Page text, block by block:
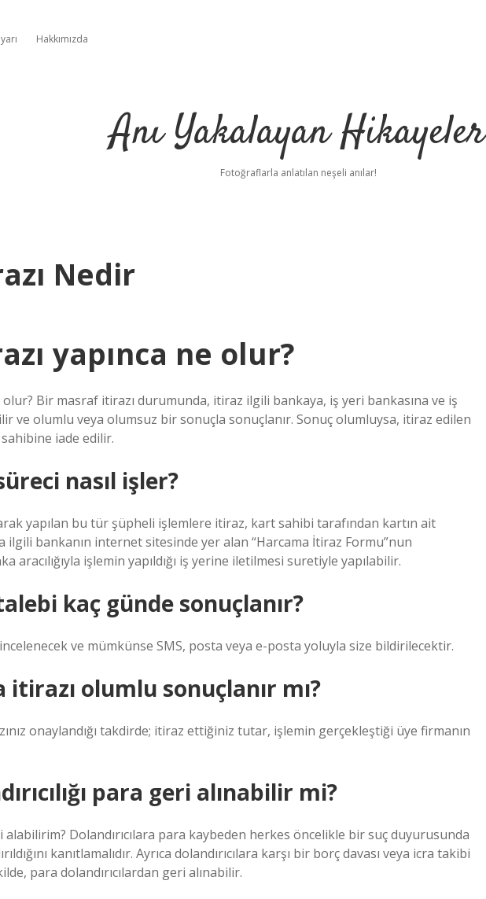
Hakkımızda
Anı Yakalayan Hikayeler
Fotoğraflarla anlatılan neşeli anılar!
Nedir
yapınca ne olur?
Bir masraf itirazı durumunda, itiraz ilgili bankaya, iş yeri bankasına ve iş
ve olumlu veya olumsuz bir sonuçla sonuçlanır. Sonuç olumluysa, itiraz edilen
iade edilir.
nasıl işler?
yapılan bu tür şüpheli işlemlere itiraz, kart sahibi tarafından kartın ait
ilgili bankanın internet sitesinde yer alan “Harcama İtiraz Formu”nun
aracılığıyla işlemin yapıldığı iş yerine iletilmesi suretiyle yapılabilir.
kaç günde sonuçlanır?
ve mümkünse SMS, posta veya e-posta yoluyla size bildirilecektir.
olumlu sonuçlanır mı?
onaylandığı takdirde; itiraz ettiğiniz tutar, işlemin gerçekleştiği üye firmanın
para geri alınabilir mi?
alabilirim? Dolandırıcılara para kaybeden herkes öncelikle bir suç duyurusunda
kanıtlamalıdır. Ayrıca dolandırıcılara karşı bir borç davası veya icra takibi
para dolandırıcılardan geri alınabilir.